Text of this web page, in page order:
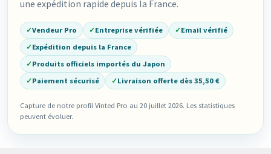
une expédition rapide depuis la France.
✓Vendeur Pro ✓Entreprise vérifiée ✓Email vérifié
✓Expédition depuis la France
✓Produits officiels importés du Japon
✓Paiement sécurisé ✓Livraison offerte dès 35,50 €
Capture de notre profil Vinted Pro au 20 juillet 2026. Les statistiques
peuvent évoluer.